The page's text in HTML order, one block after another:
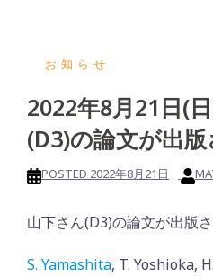
お知らせ
2022年8月21日(
(D3)の論文が出版
POSTED 2022年8月21日
山下さん(D3)の論文が出版
S. Yamashita, T. Yoshioka,